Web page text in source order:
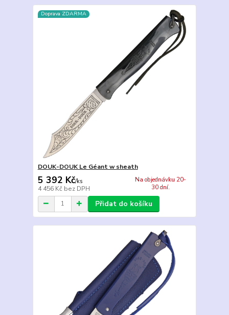
Doprava ZDARMA
DOUK-DOUK Le Géant w sheath
5 392 Kč/ks
4 456 Kč bez DPH
Na objednávku 20-
30 dní.
Přidat do košíku